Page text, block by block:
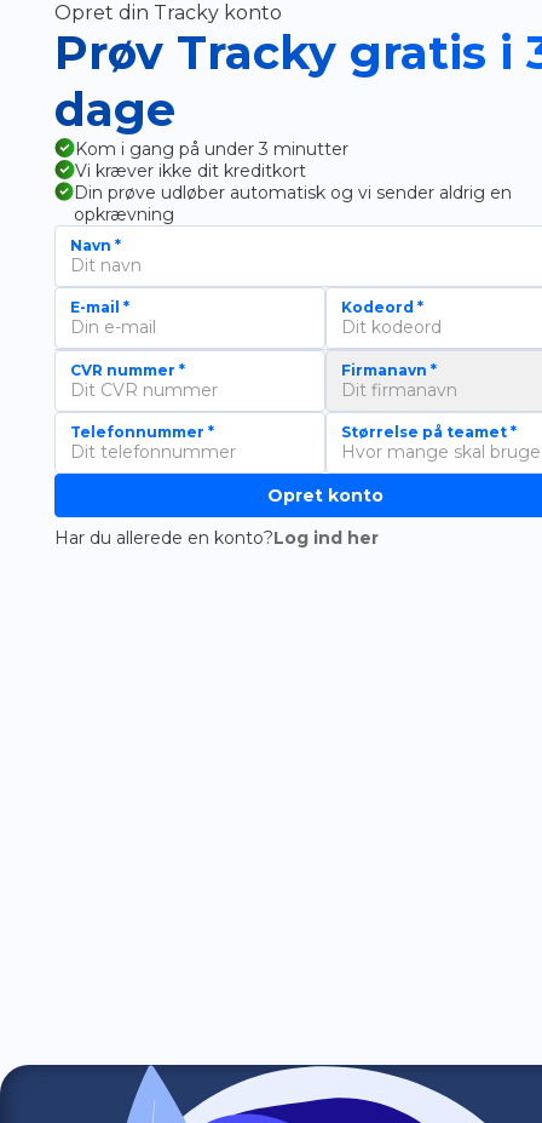
Opret din Tracky konto
Prøv Tracky gratis i
dage
Kom i gang på under 3 minutter
Vi kræver ikke dit kreditkort
Din prøve udløber automatisk og vi sender aldrig en
opkrævning
Navn *
E-mail * Kodeord *
CVR nummer * Firmanavn *
Telefonnummer * Størrelse på teamet *
Opret konto
Har du allerede en konto?Log ind her